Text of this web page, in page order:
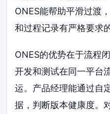
ONES能帮助平滑过渡
和过程记录有严格要求
ONES的优势在于流程
开发和测试在同一平台
运。产品经理能通过自
据，判断版本健康度。